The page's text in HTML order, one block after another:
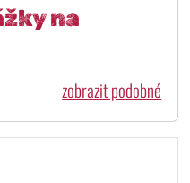
na
zobrazit podobné